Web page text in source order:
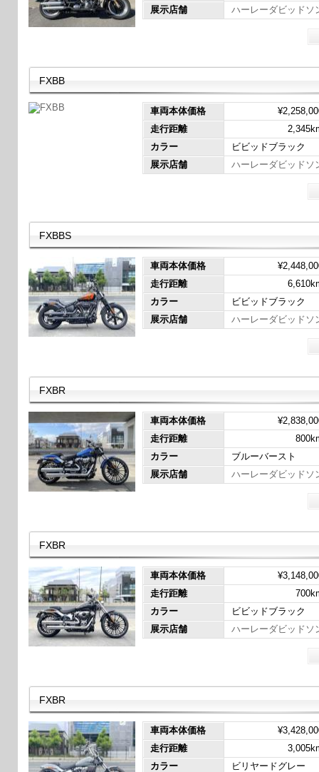
展示店舗
ハーレーダビッドソ
FXBB
車両本体価格
走行距離
カラー
ビビッドブラック
展示店舗
ハーレーダビッドソ
FXBBS
車両本体価格
走行距離
カラー
ビビッドブラック
展示店舗
ハーレーダビッドソ
FXBR
車両本体価格
走行距離
カラー
ブルーバースト
展示店舗
ハーレーダビッドソ
FXBR
車両本体価格
走行距離
カラー
ビビッドブラック
展示店舗
ハーレーダビッドソ
FXBR
車両本体価格
走行距離
カラー
ビリヤードグレー